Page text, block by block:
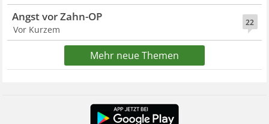
22
Angst vor Zahn-OP
Vor Kurzem
Mehr neue Themen